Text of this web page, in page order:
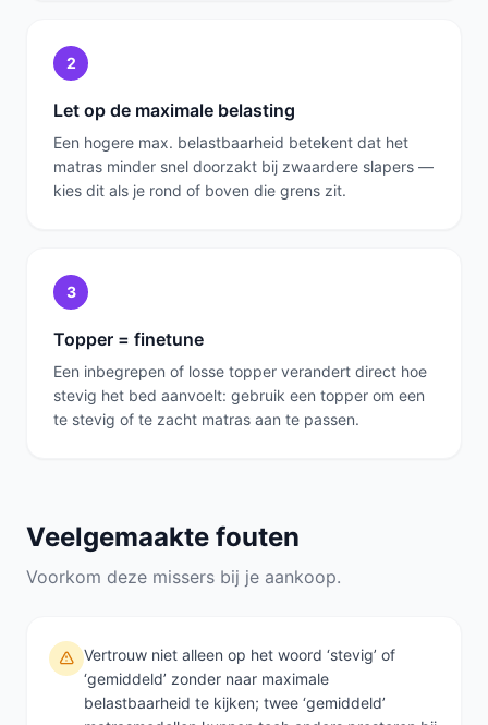
2
Let op de maximale belasting
Een hogere max. belastbaarheid betekent dat het
matras minder snel doorzakt bij zwaardere slapers —
kies dit als je rond of boven die grens zit.
3
Topper = finetune
Een inbegrepen of losse topper verandert direct hoe
stevig het bed aanvoelt: gebruik een topper om een
te stevig of te zacht matras aan te passen.
Veelgemaakte fouten
Voorkom deze missers bij je aankoop.
Vertrouw niet alleen op het woord ‘stevig’ of
‘gemiddeld’ zonder naar maximale
belastbaarheid te kijken; twee ‘gemiddeld’